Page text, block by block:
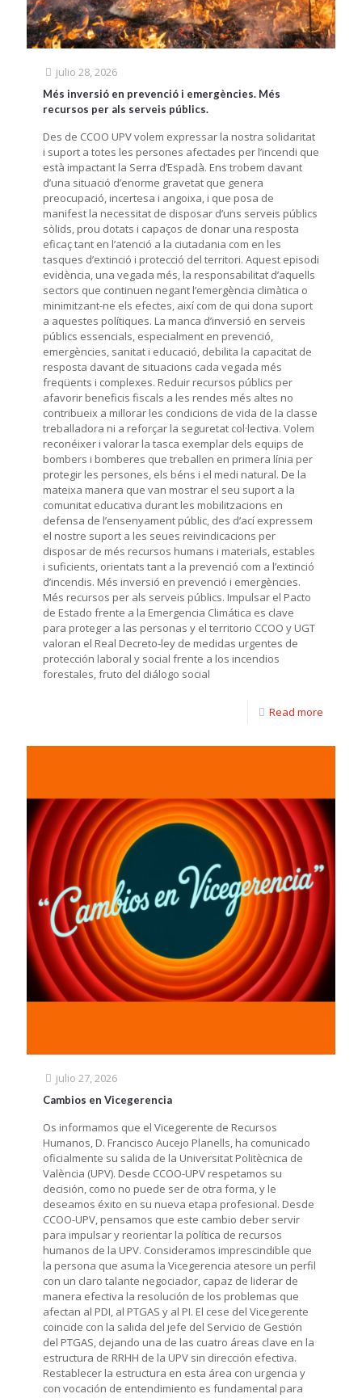
julio 28, 2026
Més inversió en prevenció i emergències. Més
recursos per als serveis públics.
Des de CCOO UPV volem expressar la nostra solidaritat
i suport a totes les persones afectades per l’incendi que
està impactant la Serra d’Espadà. Ens trobem davant
d’una situació d’enorme gravetat que genera
preocupació, incertesa i angoixa, i que posa de
manifest la necessitat de disposar d’uns serveis públics
sòlids, prou dotats i capaços de donar una resposta
eficaç tant en l’atenció a la ciutadania com en les
tasques d’extinció i protecció del territori. Aquest episodi
evidència, una vegada més, la responsabilitat d’aquells
sectors que continuen negant l’emergència climàtica o
minimitzant-ne els efectes, així com de qui dona suport
a aquestes polítiques. La manca d’inversió en serveis
públics essencials, especialment en prevenció,
emergències, sanitat i educació, debilita la capacitat de
resposta davant de situacions cada vegada més
freqüents i complexes. Reduir recursos públics per
afavorir beneficis fiscals a les rendes més altes no
contribueix a millorar les condicions de vida de la classe
treballadora ni a reforçar la seguretat col·lectiva. Volem
reconéixer i valorar la tasca exemplar dels equips de
bombers i bomberes que treballen en primera línia per
protegir les persones, els béns i el medi natural. De la
mateixa manera que van mostrar el seu suport a la
comunitat educativa durant les mobilitzacions en
defensa de l’ensenyament públic, des d’ací expressem
el nostre suport a les seues reivindicacions per
disposar de més recursos humans i materials, estables
i suficients, orientats tant a la prevenció com a l’extinció
d’incendis. Més inversió en prevenció i emergències.
Més recursos per als serveis públics. Impulsar el Pacto
de Estado frente a la Emergencia Climática es clave
para proteger a las personas y el territorio CCOO y UGT
valoran el Real Decreto-ley de medidas urgentes de
protección laboral y social frente a los incendios
forestales, fruto del diálogo social
Read more
julio 27, 2026
Cambios en Vicegerencia
Os informamos que el Vicegerente de Recursos
Humanos, D. Francisco Aucejo Planells, ha comunicado
oficialmente su salida de la Universitat Politècnica de
València (UPV). Desde CCOO-UPV respetamos su
decisión, como no puede ser de otra forma, y le
deseamos éxito en su nueva etapa profesional. Desde
CCOO-UPV, pensamos que este cambio deber servir
para impulsar y reorientar la política de recursos
humanos de la UPV. Consideramos imprescindible que
la persona que asuma la Vicegerencia atesore un perfil
con un claro talante negociador, capaz de liderar de
manera efectiva la resolución de los problemas que
afectan al PDI, al PTGAS y al PI. El cese del Vicegerente
coincide con la salida del jefe del Servicio de Gestión
del PTGAS, dejando una de las cuatro áreas clave en la
estructura de RRHH de la UPV sin dirección efectiva.
Restablecer la estructura en esta área con urgencia y
con vocación de entendimiento es fundamental para